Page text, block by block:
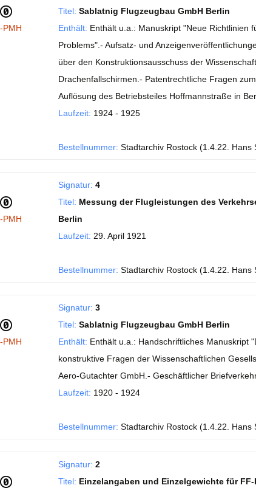
PMH
Titel: Sablatnig Flugzeugbau GmbH Berlin
Enthält: Enthält u.a.: Manuskript "Neue Richtlinien
Problems".- Aufsatz- und
über den Konstruktionsausschuss der
Drachenfallschirmen.- Patentrechtliche Fragen
Auflösung des Betriebsteiles Hoffmannstraße in
Laufzeit: 1924 - 1925
Bestellnummer: Stadtarchiv Rostock (1.4.22. Hans
PMH
Signatur: 4
Titel: Messung der Flugleistungen des
Berlin
Laufzeit: 29. April 1921
Bestellnummer: Stadtarchiv Rostock (1.4.22. Hans
PMH
Signatur: 3
Titel: Sablatnig Flugzeugbau GmbH Berlin
Enthält: Enthält u.a.: Handschriftliches Manuskript
konstruktive Fragen der Wissenschaftlichen
Aero-Gutachter GmbH.- Geschäftlicher
Laufzeit: 1920 - 1924
Bestellnummer: Stadtarchiv Rostock (1.4.22. Hans
Signatur: 2
Titel: Einzelangaben und Einzelgewichte für